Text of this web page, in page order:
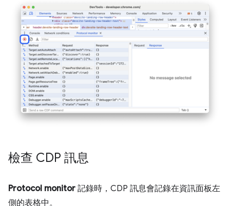
檢查 CDP 訊息
Protocol monitor 記錄時，CDP 訊息會記錄在資訊面板左
側的表格中。